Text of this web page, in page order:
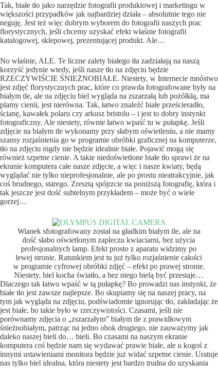
Tak, białe tło jako narzędzie fotografii produktowej i marketingu w
większości przypadków jak najbardziej działa – absolutnie tego nie
neguję. Jest też więc dobrym wyborem do fotografii naszych prac
florystycznych, jeśli chcemy uzyskać efekt właśnie fotografii
katalogowej, sklepowej, prezentującej produkt. Ale…
No właśnie, ALE. Te liczne zalety białego tła zadziałają na naszą
korzyść jedynie wtedy, jeśli nasze tło na zdjęciu będzie
RZECZYWIŚCIE ŚNIEŻNOBIAŁE. Niestety, w Internecie mnóstwo
jest zdjęć florystycznych prac, które co prawda fotografowane były na
białym tle, ale na zdjęciu biel wygląda na zszarzałą lub pożółkłą, ma
plamy cienii, jest nierówna. Tak, łatwo znaleźć białe prześcieradło,
ścianę, kawałek polaru czy arkusz bristolu – i jest to dobry instynkt
fotograficzny. Ale niestety, równie łatwo wpaść tu w pułapkę. Jeśli
zdjęcie na białym tle wykonamy przy słabym oświetleniu, a nie mamy
szansy rozjaśnienia go w programie obróbki graficznej na komputerze,
tło na zdjęciu nigdy nie będzie idealnie białe. Pojawić mogą się
również szpetne cienie. A takie niedoświetlone białe tło sprawi że na
ekranie komputera całe nasze zdjęcie, a więc i nasze kwiaty, będą
wyglądać nie tylko nieprofesjonalnie, ale po prostu nieatrakcyjnie, jak
coś brudnego, starego. Zresztą spójrzcie na poniższą fotografię, która i
tak jeszcze jest dość subtelnym przykładem – może być o wiele
gorzej…
Wianek sfotografowany został na gładkim białym tle, ale na
dość słabo oświetlonym zapleczu kwiaciarni, bez użycia
profesjonalnych lamp. Efekt prosto z aparatu widzimy po
lewej stronie. Ratunkiem jest tu już tylko rozjaśnienie całości
w programie cyfrowej obróbki zdjęć – efekt po prawej stronie.
Niestety, biel kocha światło, a bez niego bielą być przestaje…
Dlaczego tak łatwo wpaść w tą pułapkę? Bo prowadzi nas instynkt, że
białe tło jest zawsze najlepsze. Bo skupiamy się na naszej pracy, na
tym jak wygląda na zdjęciu, podświadomie ignorując tło, zakładając że
jest białe, bo takie było w rzeczywistości. Czasami, jeśli nie
porównamy zdjęcia o „zszarzałym” białym tle z prawidłowym
śnieżnobiałym, patrząc na jedno obok drugiego, nie zauważymy jak
daleko naszej bieli do… bieli. Bo czasami na naszym ekranie
komputera coś będzie nam się wydawać prawie białe, ale u kogoś z
innymi ustawieniami monitora będzie już widać szpetne cienie. Uratuje
nas tylko biel idealna, która niestety jest bardzo trudna do uzyskania